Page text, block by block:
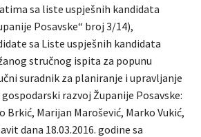
sa liste uspješnih kandidata
Posavske“ broj 3/14),
sa Liste uspješnih kandidata
stručnog ispita za popunu
suradnik za planiranje i upravljanje
razvoj Županije Posavske:
Brkić, Marijan Marošević, Marko Vukić,
dana 18.03.2016. godine sa